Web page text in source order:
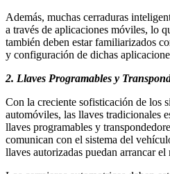
Además, muchas cerraduras
a través de aplicaciones móviles, lo
también deben estar familiarizados
y configuración de dichas
2. Llaves Programables y
Con la creciente sofisticación de los
automóviles, las llaves tradicionales
llaves programables y
comunican con el sistema del
llaves autorizadas puedan arrancar el